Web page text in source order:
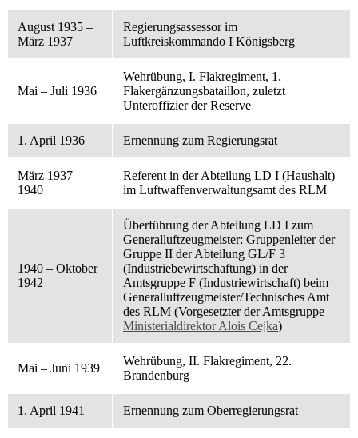
August 1935 –
März 1937
Regierungsassessor im
Luftkreiskommando I Königsberg
Mai – Juli 1936
Wehrübung, I. Flakregiment, 1.
Flakergänzungsbataillon, zuletzt
Unteroffizier der Reserve
1. April 1936 Ernennung zum Regierungsrat
März 1937 –
1940
Referent in der Abteilung LD I (Haushalt)
im Luftwaffenverwaltungsamt des RLM
1940 – Oktober
1942
Überführung der Abteilung LD I zum
Generalluftzeugmeister: Gruppenleiter der
Gruppe II der Abteilung GL/F 3
(Industriebewirtschaftung) in der
Amtsgruppe F (Industriewirtschaft) beim
Generalluftzeugmeister/Technisches Amt
des RLM (Vorgesetzter der Amtsgruppe
Ministerialdirektor Alois Cejka)
Mai – Juni 1939
Wehrübung, II. Flakregiment, 22.
Brandenburg
1. April 1941 Ernennung zum Oberregierungsrat